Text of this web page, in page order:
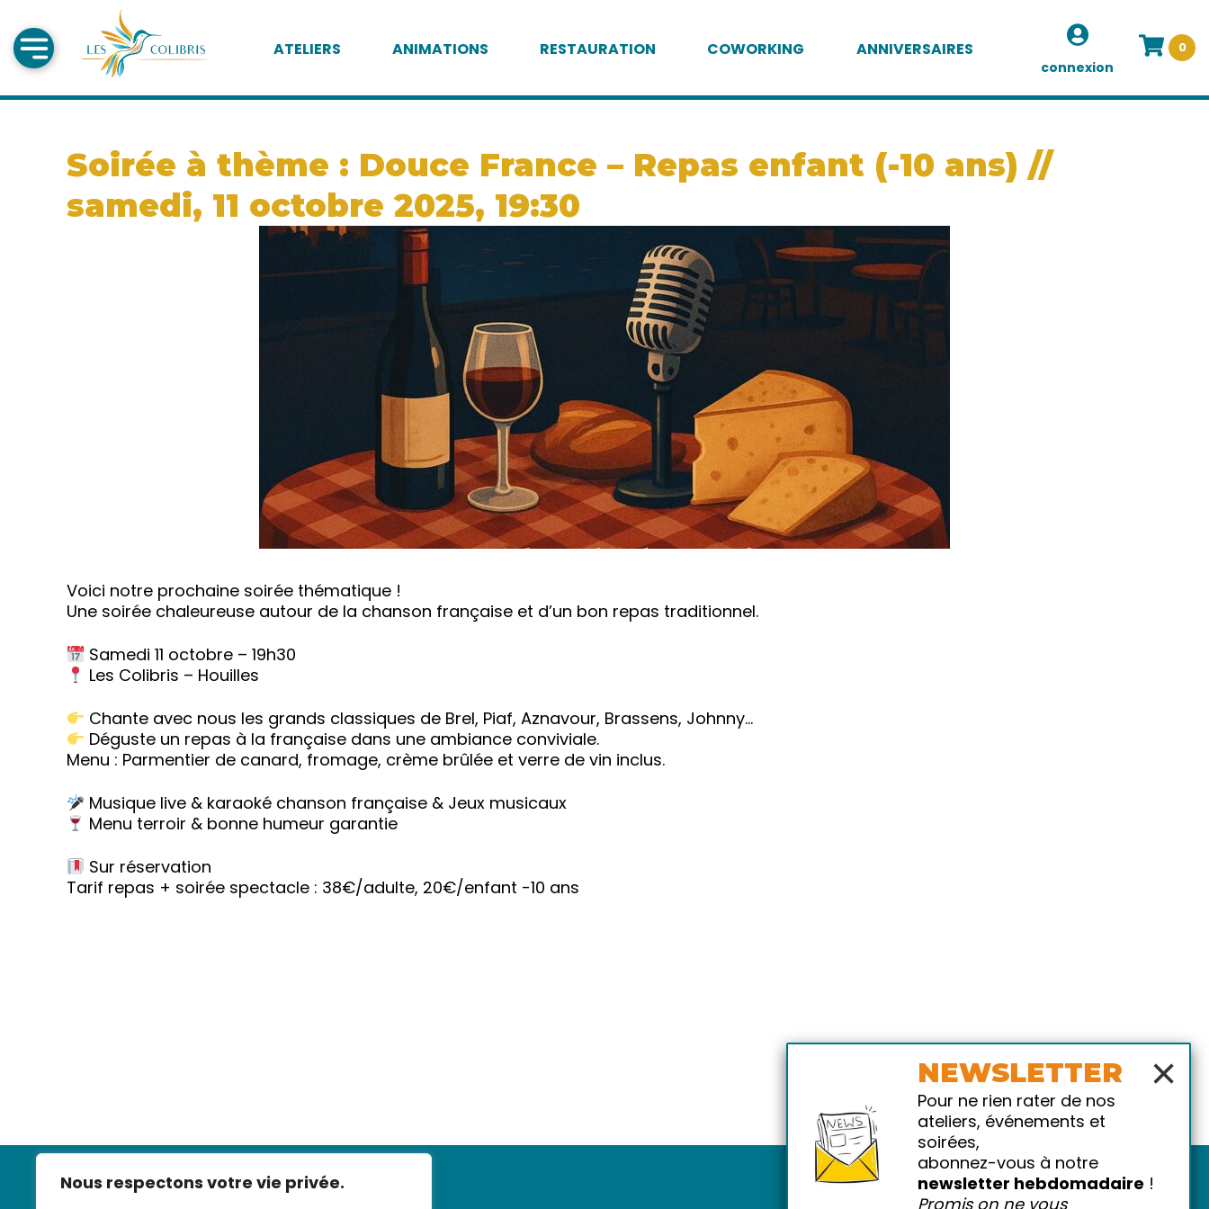
Nous respectons votre vie privée.
ATELIERS ANIMATIONS RESTAURATION COWORKING ANNIVERSAIRES
connexion
0
Soirée à thème : Douce France – Repas enfant (-10 ans) //
samedi, 11 octobre 2025, 19:30
Voici notre prochaine soirée thématique !
Une soirée chaleureuse autour de la chanson française et d’un bon repas traditionnel.
Samedi 11 octobre – 19h30
Les Colibris – Houilles
Chante avec nous les grands classiques de Brel, Piaf, Aznavour, Brassens, Johnny…
Déguste un repas à la française dans une ambiance conviviale.
Menu : Parmentier de canard, fromage, crème brûlée et verre de vin inclus.
Musique live & karaoké chanson française & Jeux musicaux
Menu terroir & bonne humeur garantie
Sur réservation
Tarif repas + soirée spectacle : 38€/adulte, 20€/enfant -10 ans
×
NEWSLETTER
Pour ne rien rater de nos
ateliers, événements et
soirées,
abonnez-vous à notre
newsletter hebdomadaire !
Promis on ne vous